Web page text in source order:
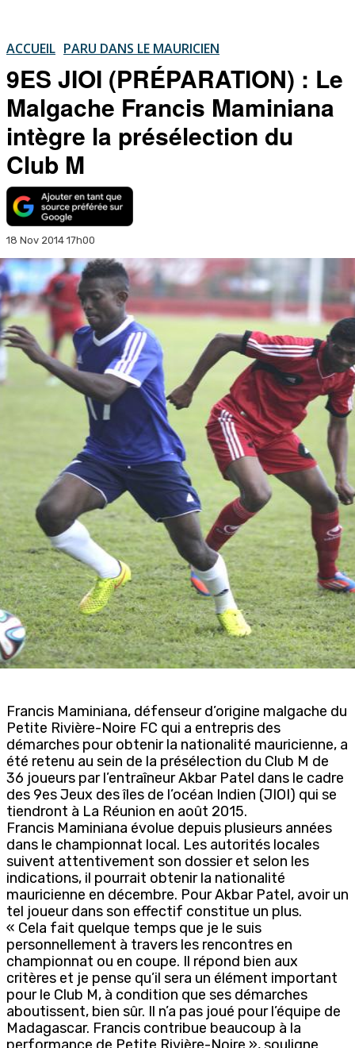
ACCUEIL PARU DANS LE MAURICIEN
9ES JIOI (PRÉPARATION) : Le
Malgache Francis Maminiana
intègre la présélection du
Club M
18 Nov 2014 17h00
Francis Maminiana, défenseur d’origine malgache du
Petite Rivière-Noire FC qui a entrepris des
démarches pour obtenir la nationalité mauricienne, a
été retenu au sein de la présélection du Club M de
36 joueurs par l’entraîneur Akbar Patel dans le cadre
des 9es Jeux des îles de l’océan Indien (JIOI) qui se
tiendront à La Réunion en août 2015.
Francis Maminiana évolue depuis plusieurs années
dans le championnat local. Les autorités locales
suivent attentivement son dossier et selon les
indications, il pourrait obtenir la nationalité
mauricienne en décembre. Pour Akbar Patel, avoir un
tel joueur dans son effectif constitue un plus.
« Cela fait quelque temps que je le suis
personnellement à travers les rencontres en
championnat ou en coupe. Il répond bien aux
critères et je pense qu’il sera un élément important
pour le Club M, à condition que ses démarches
aboutissent, bien sûr. Il n’a pas joué pour l’équipe de
Madagascar. Francis contribue beaucoup à la